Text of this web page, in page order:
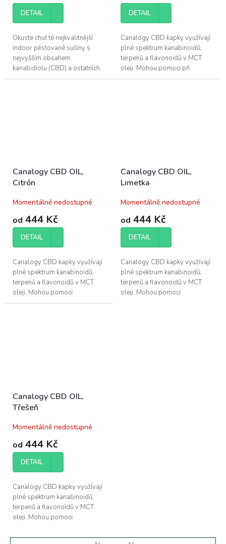
DETAIL
Okuste chuť té nejkvalitnější
indoor pěstované sušiny s
nejvyšším obsahem
kanabidiolu (CBD) a ostatních
účinných látek, které konopí
DETAIL
Canalogy CBD kapky využívají
plné spektrum kanabinoidů,
terpenů a flavonoidů v MCT
oleji. Mohou pomoci při
regeneraci svalů a zlepšení
Canalogy CBD OIL,
Citrón
Momentálně nedostupné
od 444 Kč
DETAIL
Canalogy CBD kapky využívají
plné spektrum kanabinoidů,
terpenů a flavonoidů v MCT
oleji. Mohou pomoci
při regeneraci svalů a zlepšení
Canalogy CBD OIL,
Limetka
Momentálně nedostupné
od 444 Kč
DETAIL
Canalogy CBD kapky využívají
plné spektrum kanabinoidů,
terpenů a flavonoidů v MCT
oleji. Mohou pomoci
Canalogy CBD OIL,
Třešeň
Momentálně nedostupné
od 444 Kč
DETAIL
Canalogy CBD kapky využívají
plné spektrum kanabinoidů,
terpenů a flavonoidů v MCT
oleji. Mohou pomoci
kvality vašeho...